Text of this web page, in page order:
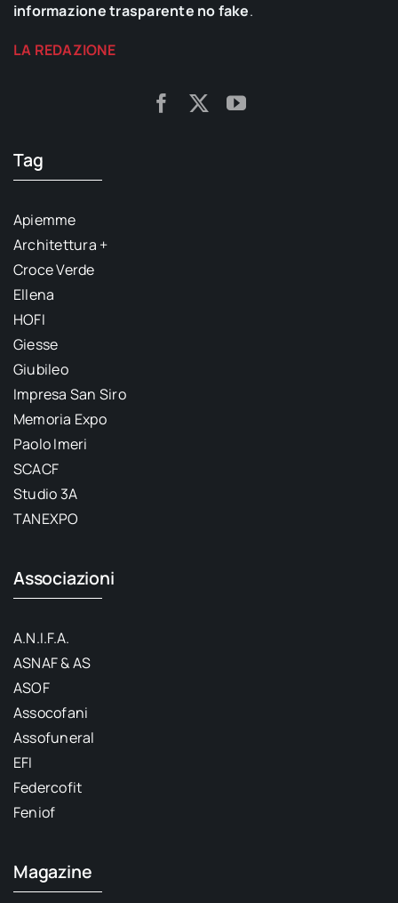
informazione trasparente no fake.
LA REDAZIONE
Tag
Apiemme
Architettura +
Croce Verde
Ellena
HOFI
Giesse
Giubileo
Impresa San Siro
Memoria Expo
Paolo Imeri
SCACF
Studio 3A
TANEXPO
Associazioni
A.N.I.F.A.
ASNAF & AS
ASOF
Assocofani
Assofuneral
EFI
Federcofit
Feniof
Magazine